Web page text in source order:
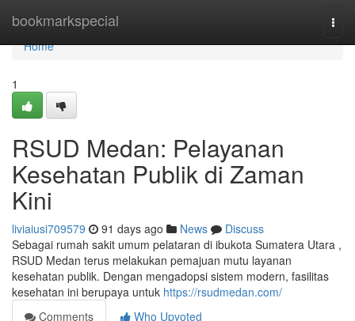
bookmarkspecial
Home
Home
1
RSUD Medan: Pelayanan
Kesehatan Publik di Zaman
Kini
liviaiusi709579 91 days ago News
Discuss
Sebagai rumah sakit umum pelataran di ibukota Sumatera Utara ,
RSUD Medan terus melakukan pemajuan mutu layanan
kesehatan publik. Dengan mengadopsi sistem modern, fasilitas
kesehatan ini berupaya untuk https://rsudmedan.com/
Comments
Who Upvoted